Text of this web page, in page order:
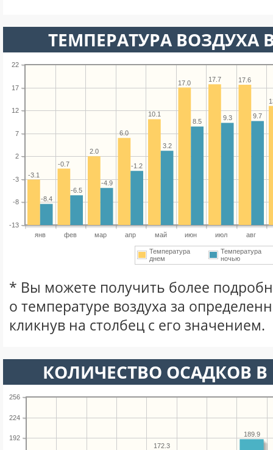
ТЕМПЕРАТУРА ВОЗДУХА
янв фев мар апр май июн июл авг
-13
-8
-3
2
7
12
17
22
17.6
17.7
17.0
10.1
6.0
2.0
-0.7
-3.1
9.7
9.3
8.5
3.2
-1.2
-4.9
-6.5
-8.4
Температура
днем
Температура
ночью
* Вы можете получить более
о температуре воздуха за
кликнув на столбец с его значением.
КОЛИЧЕСТВО ОСАДКОВ
192
224
256
189.9
172.3